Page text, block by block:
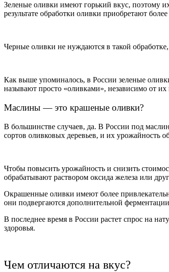
Зеленые оливки имеют горький вкус, поэтому
результате обработки оливки приобретают
Черные оливки не нуждаются в такой
Как выше упоминалось, в России зеленые
называют просто «оливками», независимо от их
Маслины — это крашеные оливки?
В большинстве случаев, да. В России под
сортов оливковых деревьев, и их
Чтобы повысить урожайность и снизить
обрабатывают раствором оксида железа или
Окрашенные оливки имеют более
они подвергаются дополнительной
В последнее время в России растет спрос на
здоровья.
Чем отличаются на вкус?